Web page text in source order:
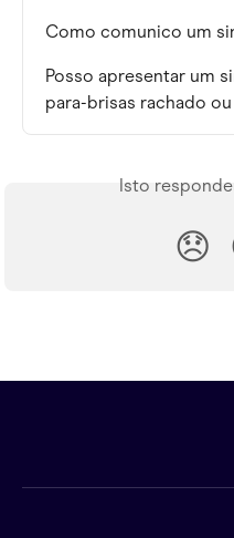
Como comunico um
Posso apresentar um
para-brisas rachado
Isto
😞